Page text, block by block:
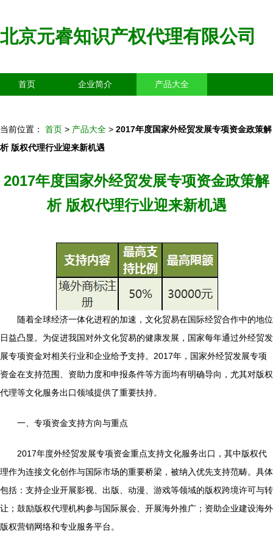
北京元睿知识产权代理有限公司
首页 企业简介 产品大全
当前位置： 首页 > 产品大全 > 2017年度国家外经贸发展专项资金政策解
析 版权代理行业迎来新机遇
2017年度国家外经贸发展专项资金政策解
析 版权代理行业迎来新机遇
随着全球经济一体化进程的加速，文化贸易在国际经贸合作中的地位
日益凸显。为促进我国对外文化贸易的健康发展，国家每年通过外经贸发
展专项资金对相关行业和企业给予支持。2017年，国家外经贸发展专项
资金在支持范围、资助力度和申报条件等方面均有明确导向，尤其对版权
代理等文化服务出口领域提供了重要扶持。
一、专项资金支持方向与重点
2017年度外经贸发展专项资金重点支持文化服务出口，其中版权代
理作为连接文化创作与国际市场的重要桥梁，被纳入优先支持范畴。具体
包括：支持企业开展影视、出版、动漫、游戏等领域的版权跨境许可与转
让；鼓励版权代理机构参与国际展会、开展海外推广；资助企业建设海外
版权营销网络和专业服务平台。